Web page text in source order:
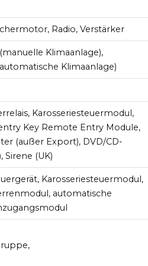
Radio, Verstärker
Klimaanlage),
Klimaanlage)
Karosseriesteuermodul,
Key Remote Entry Module,
(außer Export), DVD/CD-
(UK)
Karosseriesteuermodul,
automatische